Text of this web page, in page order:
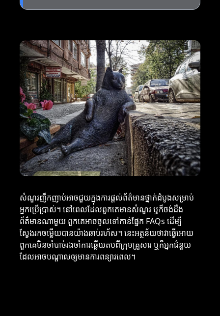
សំណួរញឹកញាប់អាចជួយក្នុងការផ្តល់ព័ត៌មានថ្នាក់ដំបូងសម្រាប់
អ្នកប្រើប្រាស់។ នៅពេលដែលពួកគេមានសំណួរ ឬក៏ចង់ដឹង
ព័ត៌មានណាមួយ ពួកគេអាចចូលទៅកាន់ផ្នែក FAQs ដើម្បី
ស្វែងរកចម្លើយបានយ៉ាងឆាប់រហ័ស។ នេះអត្ថន័យថាវាធ្វើអោយ
ពួកគេមិនចាំបាច់រងចាំការឆ្លើយតបពីក្រុមគ្រួសារ ឬក៏អ្នកជំនួយ
ដែលអាចបណ្តាលឲ្យមានការពន្យារពេល។